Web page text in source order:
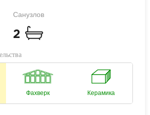
Санузлов
2
Фахверк Керамика